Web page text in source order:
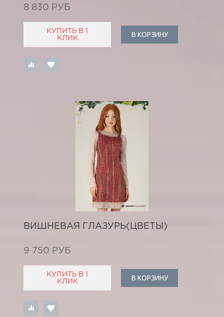
8 830 РУБ
КУПИТЬ В 1
КЛИК
В КОРЗИНУ
ВИШНЕВАЯ ГЛАЗУРЬ(ЦВЕТЫ)
9 750 РУБ
КУПИТЬ В 1
КЛИК
В КОРЗИНУ